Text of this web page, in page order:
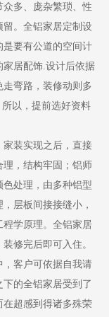
多、庞杂繁琐、性
。全铝家居定制设
要有公道的空间计
居配饰.设计后依据
弯路，装修动则多
以，提前选好资料
装实现之后，直接
，结构牢固；铝师
处理，由多种铝型
层板间接接缝小，
程学原理。全铝家居
修完后即可入住。
客户可依据自我请
的全铝家居受到了
在超感到得诸多殊荣